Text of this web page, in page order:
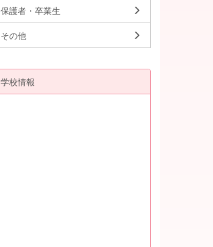
保護者・卒業生
その他
学校情報